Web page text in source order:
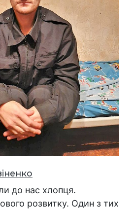
до нас хлопця.
розвитку. Один з тих